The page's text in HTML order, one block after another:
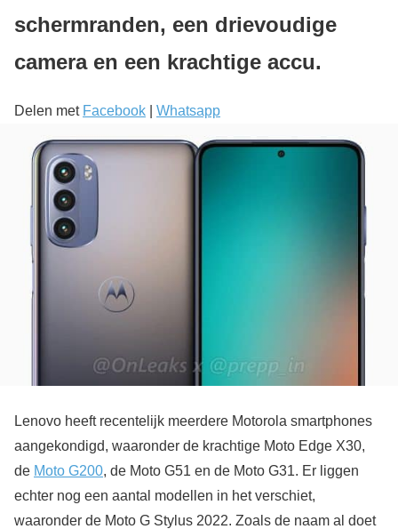
schermranden, een drievoudige
camera en een krachtige accu.
Delen met Facebook Whatsapp
Lenovo heeft recentelijk meerdere Motorola smartphones
aangekondigd, waaronder de krachtige Moto Edge X30,
de Moto G200, de Moto G51 en de Moto G31. Er liggen
echter nog een aantal modellen in het verschiet,
waaronder de Moto G Stylus 2022. Zoals de naam al doet